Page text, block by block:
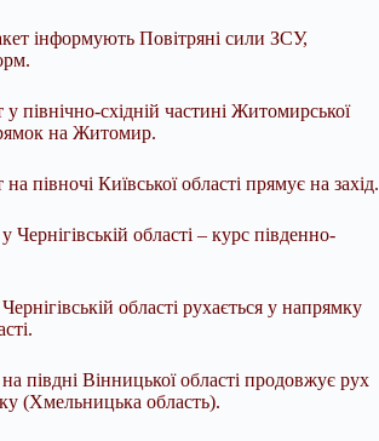
інформують Повітряні сили ЗСУ,
у північно-східній частині Житомирської
на Житомир.
півночі Київської області прямує на захід.
Чернігівській області – курс південно-
області рухається у напрямку
півдні Вінницької області продовжує рух
(Хмельницька область).